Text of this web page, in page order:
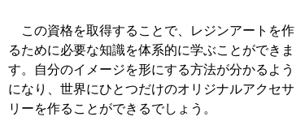
この資格を取得することで、レジンアートを作
るために必要な知識を体系的に学ぶことができま
す。自分のイメージを形にする方法が分かるよう
になり、世界にひとつだけのオリジナルアクセサ
リーを作ることができるでしょう。